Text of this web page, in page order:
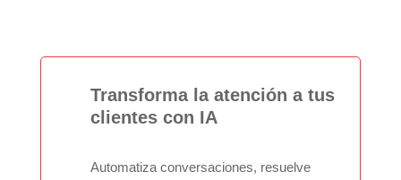
Transforma la atención a tus
clientes con IA
Automatiza conversaciones, resuelve